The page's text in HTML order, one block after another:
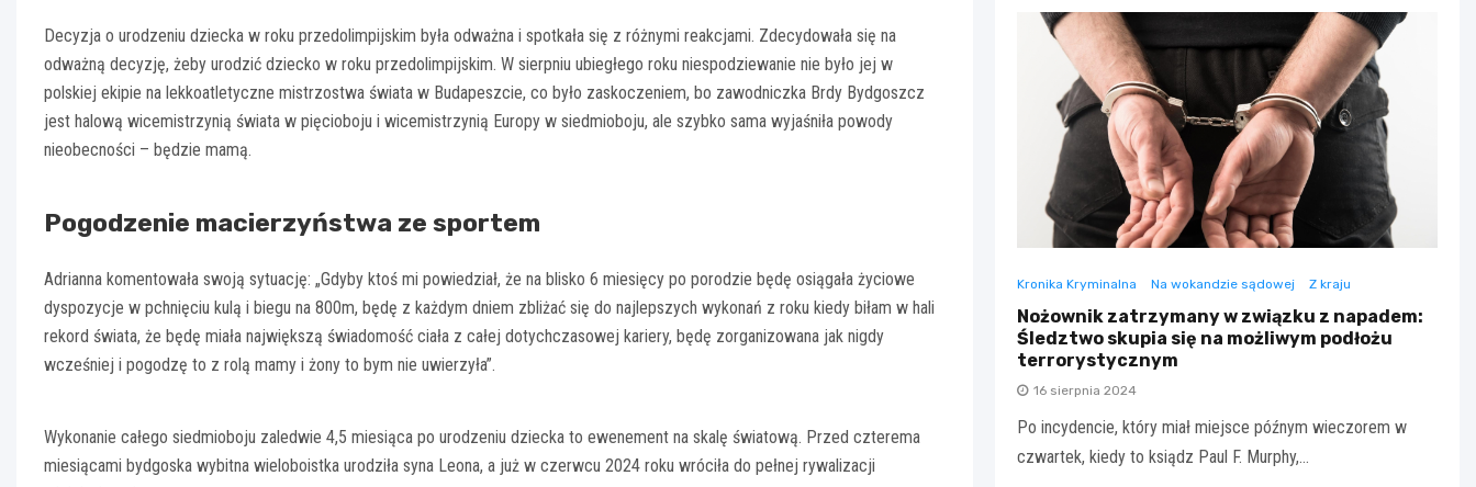
Decyzja o urodzeniu dziecka w roku przedolimpijskim była odważna i spotkała się z różnymi reakcjami. Zdecydowała się na
odważną decyzję, żeby urodzić dziecko w roku przedolimpijskim. W sierpniu ubiegłego roku niespodziewanie nie było jej w
polskiej ekipie na lekkoatletyczne mistrzostwa świata w Budapeszcie, co było zaskoczeniem, bo zawodniczka Brdy Bydgoszcz
jest halową wicemistrzynią świata w pięcioboju i wicemistrzynią Europy w siedmioboju, ale szybko sama wyjaśniła powody
nieobecności – będzie mamą.
Pogodzenie macierzyństwa ze sportem
Adrianna komentowała swoją sytuację: „Gdyby ktoś mi powiedział, że na blisko 6 miesięcy po porodzie będę osiągała życiowe
dyspozycje w pchnięciu kulą i biegu na 800m, będę z każdym dniem zbliżać się do najlepszych wykonań z roku kiedy biłam w hali
rekord świata, że będę miała największą świadomość ciała z całej dotychczasowej kariery, będę zorganizowana jak nigdy
wcześniej i pogodzę to z rolą mamy i żony to bym nie uwierzyła”.
Wykonanie całego siedmioboju zaledwie 4,5 miesiąca po urodzeniu dziecka to ewenement na skalę światową. Przed czterema
miesiącami bydgoska wybitna wieloboistka urodziła syna Leona, a już w czerwcu 2024 roku wróciła do pełnej rywalizacji
Kronika Kryminalna Na wokandzie sądowej Z kraju
Nożownik zatrzymany w związku z napadem:
Śledztwo skupia się na możliwym podłożu
terrorystycznym
16 sierpnia 2024
Po incydencie, który miał miejsce późnym wieczorem w
czwartek, kiedy to ksiądz Paul F. Murphy,…